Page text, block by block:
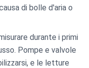
di bolle d'aria o
durante i primi
Pompe e valvole
e le letture